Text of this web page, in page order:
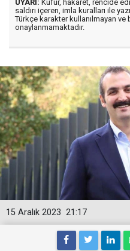
UYARI: Küfür, hakaret, rencide
saldırı içeren, imla kuralları ile
Türkçe karakter kullanılmayan ve
onaylanmamaktadır.
21:17
15 Aralık 2023